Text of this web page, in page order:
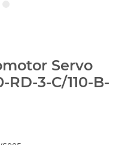
Servo
3-C/110-B-